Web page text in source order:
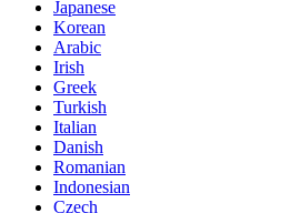
Japanese
Korean
Arabic
Irish
Greek
Turkish
Italian
Danish
Romanian
Indonesian
Czech